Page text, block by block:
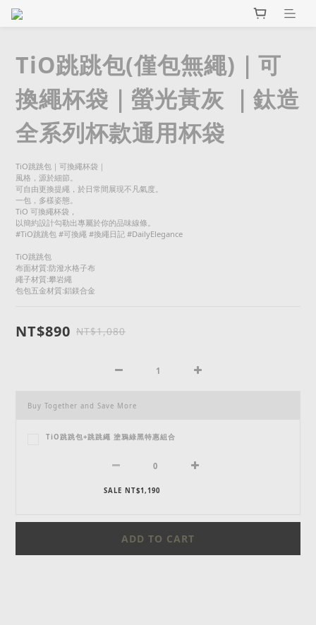
TiO跳跳包(僅包無繩)｜可
換繩杯袋｜螢光黃灰 ｜鈦造
全系列杯款通用杯袋
TiO跳跳包｜可換繩杯袋｜
風格，源於細節。
可自由更換提繩，於日常間展現不凡氣度。
一包，多樣姿態。
TiO 可換繩杯袋，
以簡約設計勾勒出專屬於你的品味線條。
#TiO跳跳包 #可換繩 #換繩日記 #DailyElegance
TiO跳跳包
布面材質:防潑水格子布
繩子材質:攀岩繩
包包五金材質:鋁鎂合金
NT$890 NT$1,080
Buy Together and Save More
TiO跳跳包+跳跳繩 塗鴉綠黑特惠組合
SALE NT$1,190
ADD TO CART